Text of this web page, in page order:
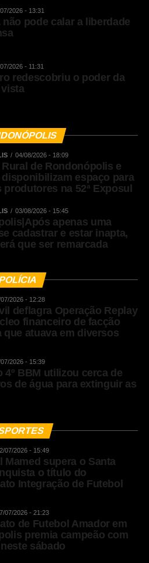
2026 - 13:31
pode calar a liberdade
2026 - 11:31
redescobriu o poder da
04/08/2026 - 18:09
de Rondonópolis e
disponibilizam espaço para
produtores na 52ª Exposul
03/08/2026 - 15:45
apenas uma
cadastrar e estar inapta,
que ser remarcada
2026 - 12:28
deflagra Operação Replay
financeiro de facção
que atuava em diversos
2026 - 15:39
4º BBM utilizou cerca de
de água para extinguir as
07/2026 - 15:49
Mamed supera o Santa
o título do
Integração de Futebol
07/2026 - 21:23
de Futebol Amador em
premia campeão com
sábado